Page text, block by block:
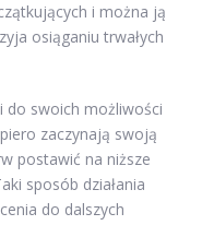
i można ją
osiąganiu trwałych
do swoich możliwości
zaczynają swoją
postawić na niższe
sposób działania
do dalszych